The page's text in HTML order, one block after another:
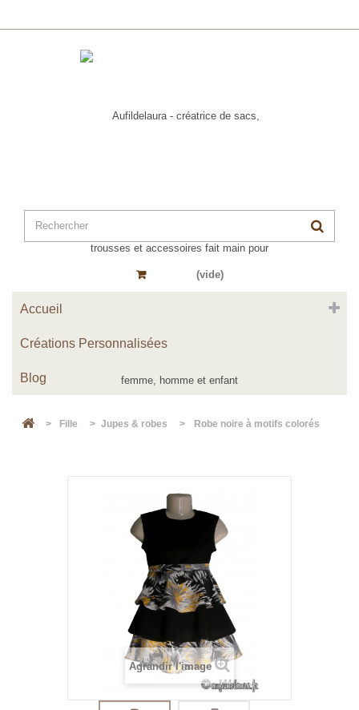
(vide)
Accueil
Créations Personnalisées
Blog
> Fille > Jupes & robes > Robe noire à motifs colorés
Agrandir l'image